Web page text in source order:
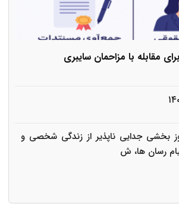
مقابله با مزاحمان سایبری
بخشی جدایی ناپذیر از زندگی شخصی و
رسان ها، ش